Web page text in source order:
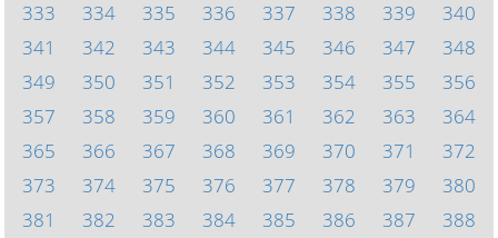
333
334 335 336 337 338 339
340
341
342 343 344 345 346 347
348
349
350 351 352 353 354 355
356
357
358 359 360 361 362 363
364
365
366 367 368 369 370 371
372
373
374 375 376 377 378 379
380
381
382 383 384 385 386 387 388